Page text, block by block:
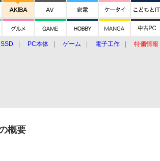
SSD PC本体 ゲーム 電子工作 特価情報
概要